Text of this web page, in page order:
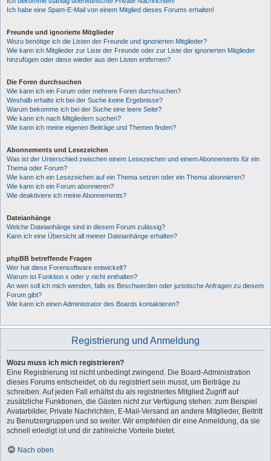
Ich habe eine Spam-E-Mail von einem Mitglied dieses Forums erhalten!
Freunde und ignorierte Mitglieder
Wozu benötige ich die Listen der Freunde und ignorierten Mitglieder?
Wie kann ich Mitglieder zur Liste der Freunde oder zur Liste der ignorierten Mitglieder
hinzufügen oder diese wieder aus den Listen entfernen?
Die Foren durchsuchen
Wie kann ich ein Forum oder mehrere Foren durchsuchen?
Weshalb erhalte ich bei der Suche keine Ergebnisse?
Warum bekomme ich bei der Suche eine leere Seite?
Wie kann ich nach Mitgliedern suchen?
Wie kann ich meine eigenen Beiträge und Themen finden?
Abonnements und Lesezeichen
Was ist der Unterschied zwischen einem Lesezeichen und einem Abonnements für ein
Thema oder Forum?
Wie kann ich ein Lesezeichen auf ein Thema setzen oder ein Thema abonnieren?
Wie kann ich ein Forum abonnieren?
Wie deaktiviere ich meine Abonnements?
Dateianhänge
Welche Dateianhänge sind in diesem Forum zulässig?
Kann ich eine Übersicht all meiner Dateianhänge erhalten?
phpBB betreffende Fragen
Wer hat diese Forensoftware entwickelt?
Warum ist Funktion x oder y nicht enthalten?
An wen soll ich mich wenden, falls es Beschwerden oder juristische Anfragen zu diesem
Forum gibt?
Wie kann ich einen Administrator des Boards kontaktieren?
Registrierung und Anmeldung
Wozu muss ich mich registrieren?
Eine Registrierung ist nicht unbedingt zwingend. Die Board-Administration
dieses Forums entscheidet, ob du registriert sein musst, um Beiträge zu
schreiben. Auf jeden Fall erhältst du als registriertes Mitglied Zugriff auf
zusätzliche Funktionen, die Gästen nicht zur Verfügung stehen: zum Beispiel
Avatarbilder, Private Nachrichten, E-Mail-Versand an andere Mitglieder, Beitritt
zu Benutzergruppen und so weiter. Wir empfehlen dir eine Anmeldung, da sie
schnell erledigt ist und dir zahlreiche Vorteile bietet.
Nach oben